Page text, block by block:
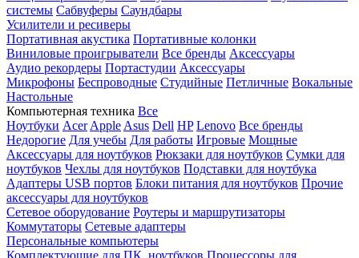
системы Сабвуферы Саундбары
Усилители и ресиверы
Портативная акустика Портативные колонки
Виниловые проигрыватели Все бренды Аксессуары
Аудио рекордеры Портастудии Аксессуары
Микрофоны Беспроводные Студийные Петличные Вокальные
Настольные
Компьютерная техника Все
Ноутбуки Acer Apple Asus Dell HP Lenovo Все бренды
Недорогие Для учебы Для работы Игровые Мощные
Аксессуары для ноутбуков Рюкзаки для ноутбуков Сумки для
ноутбуков Чехлы для ноутбуков Подставки для ноутбука
Адаптеры USB портов Блоки питания для ноутбуков Прочие
аксессуары для ноутбуков
Сетевое оборудование Роутеры и маршрутизаторы
Коммутаторы Сетевые адаптеры
Персональные компьютеры
Комплектующие для ПК, ноутбуков Процессоры для